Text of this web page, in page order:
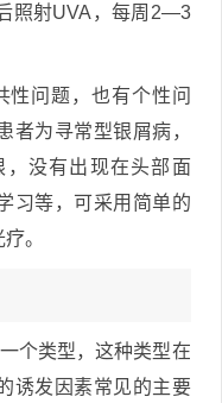
照射UVA，每周2—3
性问题，也有个性问
者为寻常型银屑病，
没有出现在头部面
习等，可采用简单的
。
个类型，这种类型在
诱发因素常见的主要